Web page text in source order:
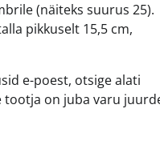
(näiteks suurus 25).
pikkuselt 15,5 cm,
e-poest, otsige alati
tootja on juba varu